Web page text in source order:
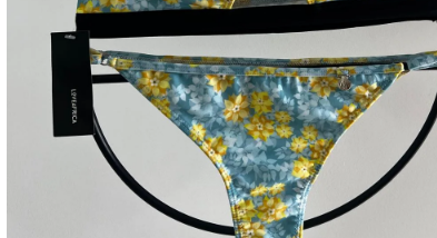
Comprar Ahora
Comparar
Añadir a lista de deseos
La gente viendo este producto ahora!